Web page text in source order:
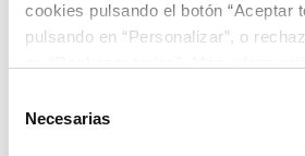
cookies pulsando el botón “Aceptar
pulsando en “Personalizar”, o
Necesarias
Peugeot 308
5p Style 1.6 Bluehdi 120